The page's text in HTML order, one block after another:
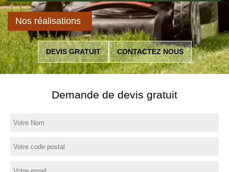
Nos réalisations
DEVIS GRATUIT CONTACTEZ NOUS
Demande de devis gratuit